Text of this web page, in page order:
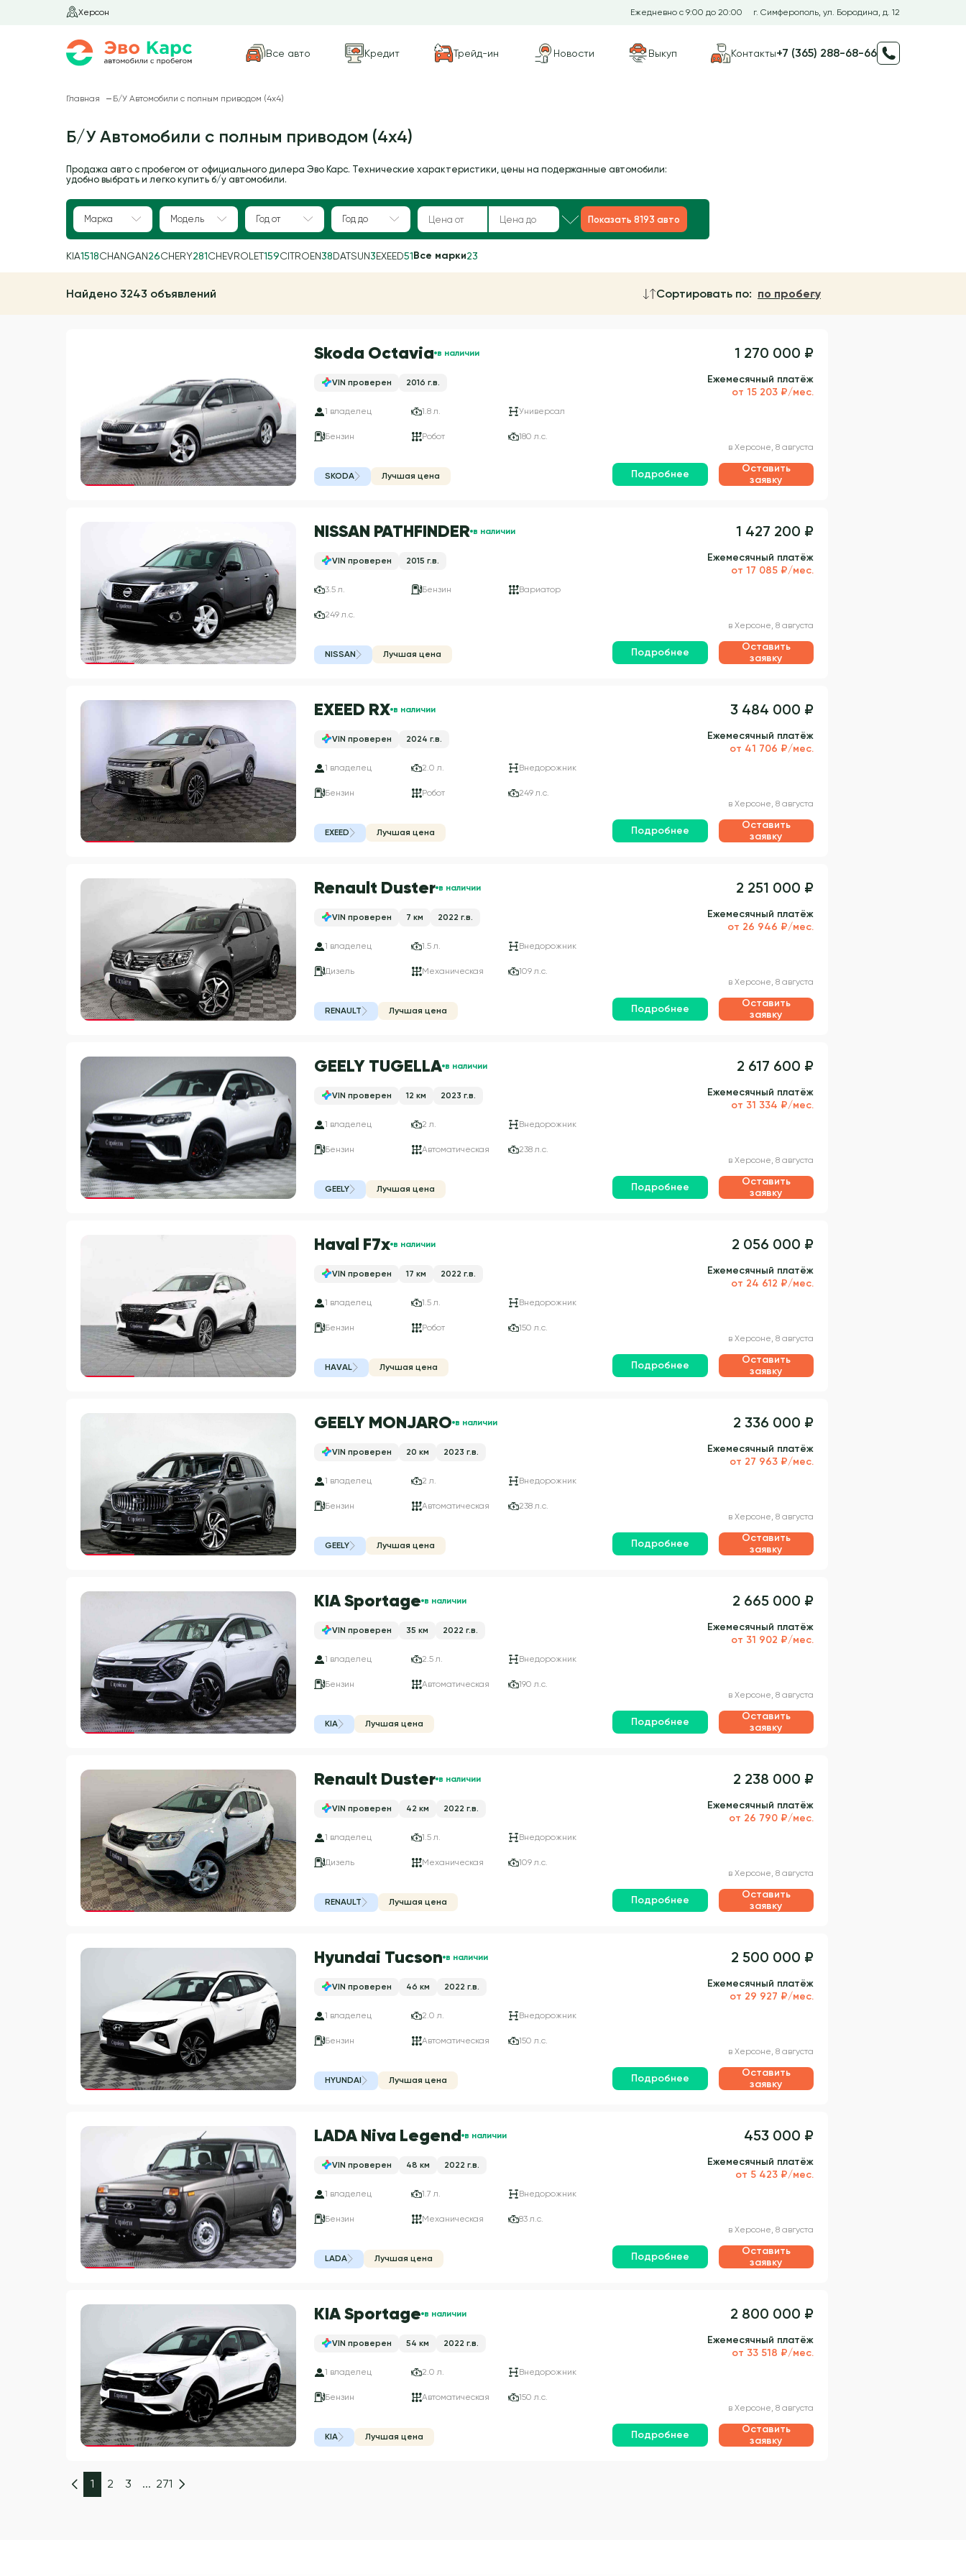
Херсон Ежедневно с 9:00 до 20:00 г. Симферополь, ул. Бородина, д. 12
Все авто Кредит Трейд-ин Новости Выкуп Контакты+7 (365) 288-68-66
Главная Б/У Автомобили с полным приводом (4х4)
Б/У Автомобили с полным приводом (4х4)
Продажа авто с пробегом от официального дилера Эво Карс. Технические характеристики, цены на подержанные автомобили:
удобно выбрать и легко купить б/у автомобили.
Марка Модель Год от Год до Показать 8193 авто
KIA1518CHANGAN26CHERY281CHEVROLET159CITROEN38DATSUN3EXEED51Все марки23
Найдено 3243 объявлений Сортировать по: по пробегу
Гарантия 3 года
Skoda Octavia в наличии 1 270 000 ₽
VIN проверен 2016 г.в.
1 владелец 1.8 л. Универсал
Бензин Робот 180 л.с.
SKODA Лучшая цена
Ежемесячный платёж
от 15 203 ₽/мес.
в Херсоне, 8 августа
Подробнее
Оставить
заявку
Гарантия 3 года
NISSAN PATHFINDER в наличии 1 427 200 ₽
VIN проверен 2015 г.в.
3.5 л. Бензин Вариатор
249 л.с.
NISSAN Лучшая цена
Ежемесячный платёж
от 17 085 ₽/мес.
в Херсоне, 8 августа
Подробнее
Оставить
заявку
Гарантия 3 года
EXEED RX в наличии 3 484 000 ₽
VIN проверен 2024 г.в.
1 владелец 2.0 л. Внедорожник
Бензин Робот 249 л.с.
EXEED Лучшая цена
Ежемесячный платёж
от 41 706 ₽/мес.
в Херсоне, 8 августа
Подробнее
Оставить
заявку
Гарантия 3 года
Renault Duster в наличии 2 251 000 ₽
VIN проверен 7 км 2022 г.в.
1 владелец 1.5 л. Внедорожник
Дизель Механическая 109 л.с.
RENAULT Лучшая цена
Ежемесячный платёж
от 26 946 ₽/мес.
в Херсоне, 8 августа
Подробнее
Оставить
заявку
Гарантия 3 года
GEELY TUGELLA в наличии 2 617 600 ₽
VIN проверен 12 км 2023 г.в.
1 владелец 2 л. Внедорожник
Бензин Автоматическая 238 л.с.
GEELY Лучшая цена
Ежемесячный платёж
от 31 334 ₽/мес.
в Херсоне, 8 августа
Подробнее
Оставить
заявку
Гарантия 3 года
Haval F7x в наличии 2 056 000 ₽
VIN проверен 17 км 2022 г.в.
1 владелец 1.5 л. Внедорожник
Бензин Робот 150 л.с.
HAVAL Лучшая цена
Ежемесячный платёж
от 24 612 ₽/мес.
в Херсоне, 8 августа
Подробнее
Оставить
заявку
Гарантия 3 года
GEELY MONJARO в наличии 2 336 000 ₽
VIN проверен 20 км 2023 г.в.
1 владелец 2 л. Внедорожник
Бензин Автоматическая 238 л.с.
GEELY Лучшая цена
Ежемесячный платёж
от 27 963 ₽/мес.
в Херсоне, 8 августа
Подробнее
Оставить
заявку
Гарантия 3 года
KIA Sportage в наличии 2 665 000 ₽
VIN проверен 35 км 2022 г.в.
1 владелец 2.5 л. Внедорожник
Бензин Автоматическая 190 л.с.
KIA Лучшая цена
Ежемесячный платёж
от 31 902 ₽/мес.
в Херсоне, 8 августа
Подробнее
Оставить
заявку
Гарантия 3 года
Renault Duster в наличии 2 238 000 ₽
VIN проверен 42 км 2022 г.в.
1 владелец 1.5 л. Внедорожник
Дизель Механическая 109 л.с.
RENAULT Лучшая цена
Ежемесячный платёж
от 26 790 ₽/мес.
в Херсоне, 8 августа
Подробнее
Оставить
заявку
Гарантия 3 года
Hyundai Tucson в наличии 2 500 000 ₽
VIN проверен 46 км 2022 г.в.
1 владелец 2.0 л. Внедорожник
Бензин Автоматическая 150 л.с.
HYUNDAI Лучшая цена
Ежемесячный платёж
от 29 927 ₽/мес.
в Херсоне, 8 августа
Подробнее
Оставить
заявку
Гарантия 3 года
LADA Niva Legend в наличии 453 000 ₽
VIN проверен 48 км 2022 г.в.
1 владелец 1.7 л. Внедорожник
Бензин Механическая 83 л.с.
LADA Лучшая цена
Ежемесячный платёж
от 5 423 ₽/мес.
в Херсоне, 8 августа
Подробнее
Оставить
заявку
Гарантия 3 года
KIA Sportage в наличии 2 800 000 ₽
VIN проверен 54 км 2022 г.в.
1 владелец 2.0 л. Внедорожник
Бензин Автоматическая 150 л.с.
KIA Лучшая цена
Ежемесячный платёж
от 33 518 ₽/мес.
в Херсоне, 8 августа
Подробнее
Оставить
заявку
1 2 3 ... 271